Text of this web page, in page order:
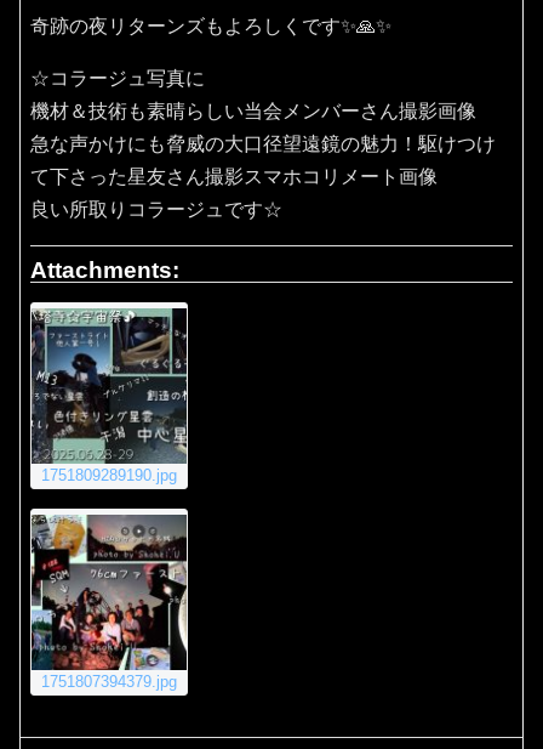
奇跡の夜リターンズもよろしくです✨🙏✨️
☆コラージュ写真に
機材＆技術も素晴らしい当会メンバーさん撮影画像
急な声かけにも脅威の大口径望遠鏡の魅力！駆けつけ
て下さった星友さん撮影スマホコリメート画像
良い所取りコラージュです☆
Attachments:
1751809289190.jpg
1751807394379.jpg